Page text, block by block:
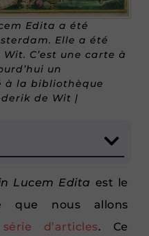
Edita a été
Elle a été
C’est une carte à
un
à la bibliothèque
de Wit |
Lucem Edita est le
que nous allons
d’articles. Ce